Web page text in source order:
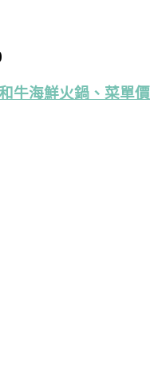
牛海鮮火鍋、菜單價